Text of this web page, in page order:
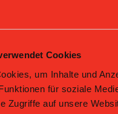
Cookies
um Inhalte und
für soziale
Zugriffe auf unsere